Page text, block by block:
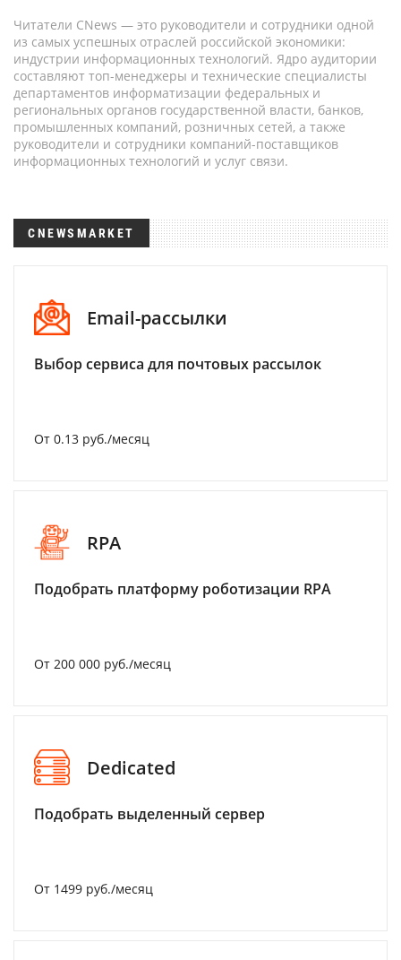
Читатели CNews — это руководители и сотрудники одной
из самых успешных отраслей российской экономики:
индустрии информационных технологий. Ядро аудитории
составляют топ-менеджеры и технические специалисты
департаментов информатизации федеральных и
региональных органов государственной власти, банков,
промышленных компаний, розничных сетей, а также
руководители и сотрудники компаний-поставщиков
информационных технологий и услуг связи.
CNEWSMARKET
Email-рассылки
Выбор сервиса для почтовых рассылок
От 0.13 руб./месяц
RPA
Подобрать платформу роботизации RPA
От 200 000 руб./месяц
Dedicated
Подобрать выделенный сервер
От 1499 руб./месяц